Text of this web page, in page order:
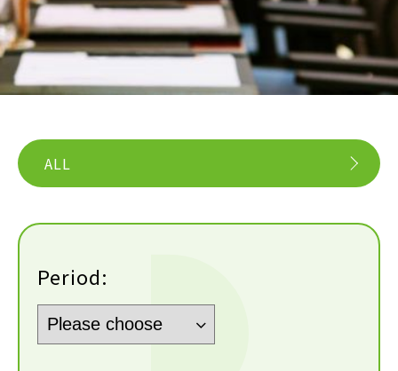
ALL
Period: